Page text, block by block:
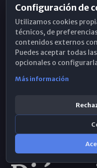
Horarios de Misa
Hemeroteca
WhatsApp
Configuración de
Utilizamos cookies
técnicos, de
contenidos externos
Puedes aceptar todas
opcionales o
Más información